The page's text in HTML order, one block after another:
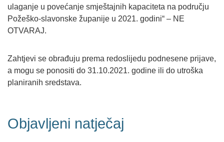
ulaganje u povećanje smještajnih kapaciteta na području
Požeško-slavonske županije u 2021. godini“ – NE
OTVARAJ.
Zahtjevi se obrađuju prema redoslijedu podnesene prijave,
a mogu se ponositi do 31.10.2021. godine ili do utroška
planiranih sredstava.
Objavljeni natječaj